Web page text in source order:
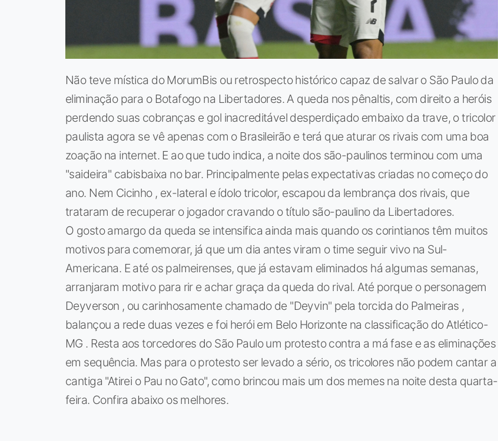
Não teve mística do MorumBis ou retrospecto histórico capaz de salvar o São Paulo da
eliminação para o Botafogo na Libertadores. A queda nos pênaltis, com direito a heróis
perdendo suas cobranças e gol inacreditável desperdiçado embaixo da trave, o tricolor
paulista agora se vê apenas com o Brasileirão e terá que aturar os rivais com uma boa
zoação na internet. E ao que tudo indica, a noite dos são-paulinos terminou com uma
"saideira" cabisbaixa no bar. Principalmente pelas expectativas criadas no começo do
ano. Nem Cicinho , ex-lateral e ídolo tricolor, escapou da lembrança dos rivais, que
trataram de recuperar o jogador cravando o título são-paulino da Libertadores.
O gosto amargo da queda se intensifica ainda mais quando os corintianos têm muitos
motivos para comemorar, já que um dia antes viram o time seguir vivo na Sul-
Americana. E até os palmeirenses, que já estavam eliminados há algumas semanas,
arranjaram motivo para rir e achar graça da queda do rival. Até porque o personagem
Deyverson , ou carinhosamente chamado de "Deyvin" pela torcida do Palmeiras ,
balançou a rede duas vezes e foi herói em Belo Horizonte na classificação do Atlético-
MG . Resta aos torcedores do São Paulo um protesto contra a má fase e as eliminações
em sequência. Mas para o protesto ser levado a sério, os tricolores não podem cantar a
cantiga "Atirei o Pau no Gato", como brincou mais um dos memes na noite desta quarta-
feira. Confira abaixo os melhores.